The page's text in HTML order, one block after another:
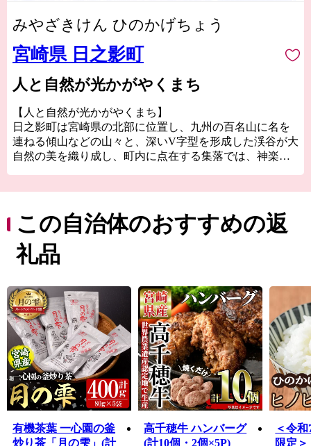
みやざきけん ひのかげちょう
宮崎県 日之影町
人と自然が光かがやくまち
【人と自然が光かがやくまち】
日之影町は宮崎県の北部に位置し、九州の百名山に名を
連ねる傾山などの山々と、深いV字型を形成した渓谷が大
自然の美を織り成し、町内に点在する集落では、神楽や
この自治体のおすすめの返
礼品
有機茶葉 一心園の釜
炒り茶「月の雫」(計
高千穂牛 ハンバーグ
(計10個・2個×5P)
＜令
限定